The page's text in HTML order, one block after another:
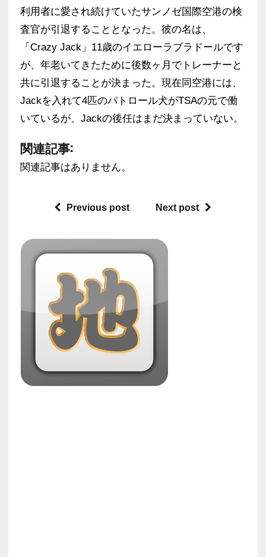
利用者に愛され続けていたサンノゼ国際空港の検
査官が引退することとなった。彼の名は、
「Crazy Jack」11歳のイエローラブラドールです
が、年老いてきたために後数ヶ月でトレーナーと
共に引退することが決まった。現在同空港には、
Jackを入れて4匹のパトロール犬がTSAの元で働
いているが、Jackの後任はまだ決まっていない。
関連記事:
関連記事はありません。
Previous post Next post